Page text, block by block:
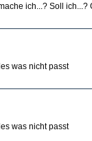
ich...? Soll ich...?
was nicht passt
was nicht passt